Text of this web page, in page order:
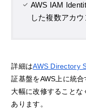
AWS IAM
した複数アカ
詳細はAWS Directory
証基盤をAWS上に統
大幅に改修すること
あります。